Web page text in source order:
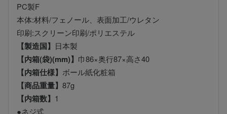
PC製F
本体:材料/フェノール、表面加工/ウレタン
印刷:スクリーン印刷/ポリエステル
【製造国】 日本製
【内箱(袋)(mm)】 巾86×奥行87×高さ40
【内箱仕様】 ボール紙化粧箱
【商品重量】 87g
【内箱数】 1
●ネジ式